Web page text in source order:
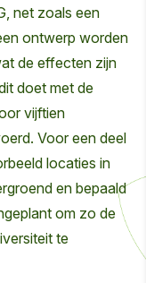
net zoals een
ontwerp worden
de effecten zijn
doet met de
vijftien
Voor een deel
locaties in
en bepaald
om zo de
te